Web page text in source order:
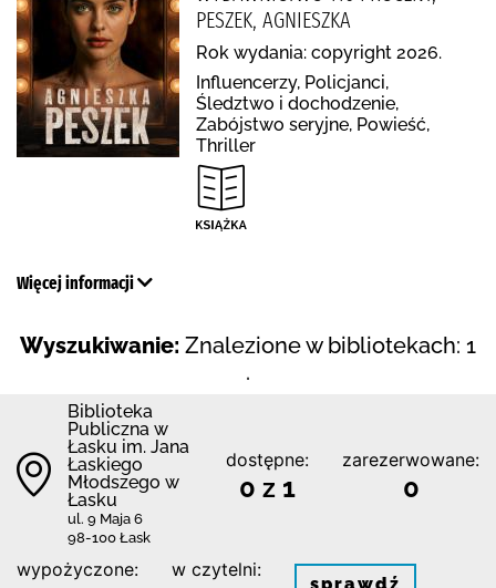
PESZEK, AGNIESZKA
Rok wydania: copyright 2026.
Influencerzy, Policjanci,
Śledztwo i dochodzenie,
Zabójstwo seryjne, Powieść,
Thriller
Więcej informacji
Wyszukiwanie: Znalezione w bibliotekach: 1
.
Biblioteka
Publiczna w
Łasku im. Jana
Łaskiego
Młodszego w
Łasku
ul. 9 Maja 6
98-100 Łask
dostępne:
0 z 1
zarezerwowane:
0
wypożyczone: w czytelni:
sprawdź